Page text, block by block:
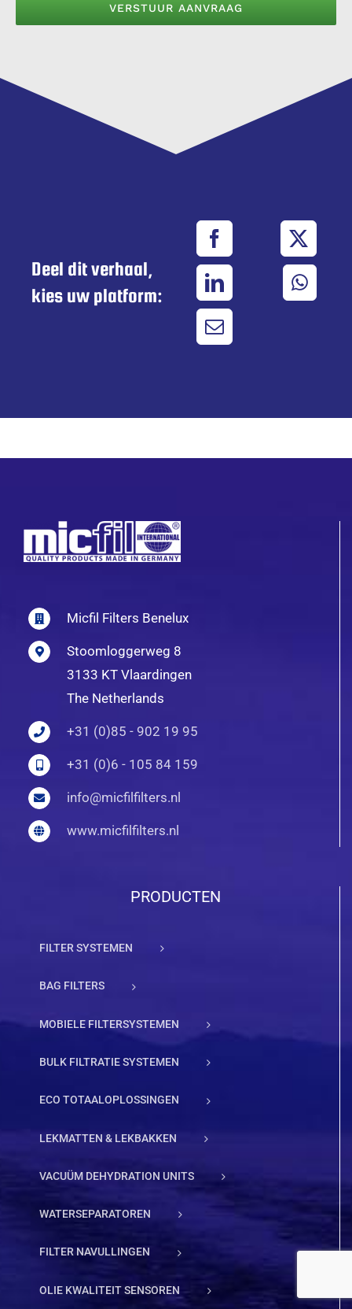
Deel dit verhaal,
kies uw platform:
Micfil Filters Benelux
Stoomloggerweg 8
3133 KT Vlaardingen
The Netherlands
+31 (0)85 - 902 19 95
+31 (0)6 - 105 84 159
info@micfilfilters.nl
www.micfilfilters.nl
PRODUCTEN
FILTER SYSTEMEN
BAG FILTERS
MOBIELE FILTERSYSTEMEN
BULK FILTRATIE SYSTEMEN
ECO TOTAALOPLOSSINGEN
LEKMATTEN & LEKBAKKEN
VACUÜM DEHYDRATION UNITS
WATERSEPARATOREN
FILTER NAVULLINGEN
OLIE KWALITEIT SENSOREN